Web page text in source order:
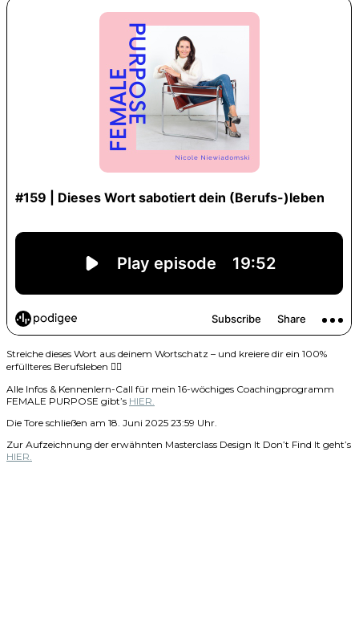
Streiche dieses Wort aus deinem Wortschatz – und kreiere dir ein 100%
erfüllteres Berufsleben 👌🏻
Alle Infos & Kennenlern-Call für mein 16-wöchiges Coachingprogramm
FEMALE PURPOSE gibt’s HIER.
Die Tore schließen am 18. Juni 2025 23:59 Uhr.
Zur Aufzeichnung der erwähnten Masterclass Design It Don’t Find It geht’s
HIER.